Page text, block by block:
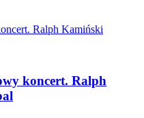
koncert. Ralph